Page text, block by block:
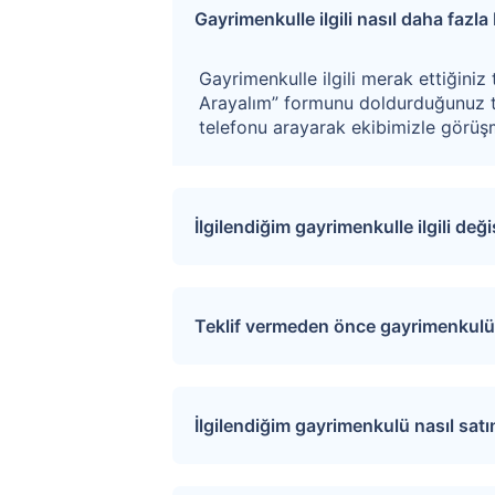
Gayrimenkulle ilgili nasıl daha
Gayrimenkulle ilgili merak ettiğiniz
Arayalım” formunu
telefonu arayarak ekibimizle
İlgilendiğim gayrimenkulle ilgili
Teklif vermeden önce
İlgilendiğim gayrimenkulü nasıl